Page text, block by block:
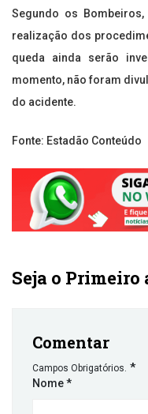
Segundo os
realização dos
queda ainda serão
momento, não foram
do acidente.
Fonte: Estadão Conteúdo
Seja o Primeiro
Comentar
Campos Obrigatórios. *
Nome*